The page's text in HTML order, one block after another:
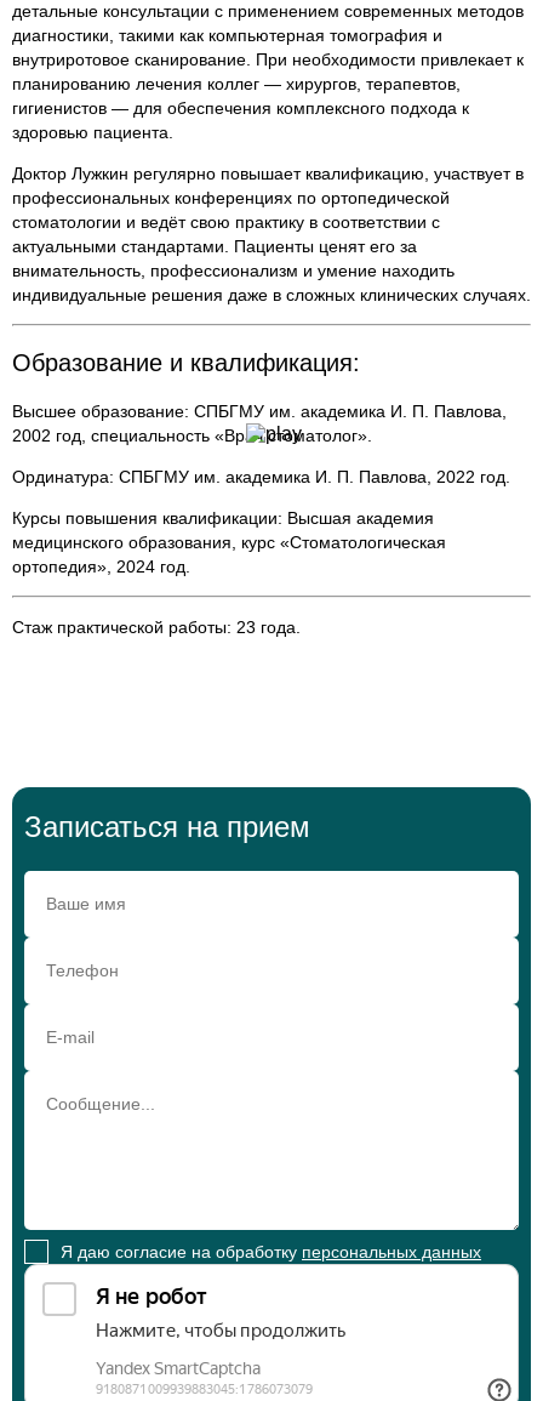
детальные консультации с применением современных методов
диагностики, такими как компьютерная томография и
внутриротовое сканирование. При необходимости привлекает к
планированию лечения коллег — хирургов, терапевтов,
гигиенистов — для обеспечения комплексного подхода к
здоровью пациента.
Доктор Лужкин регулярно повышает квалификацию, участвует в
профессиональных конференциях по ортопедической
стоматологии и ведёт свою практику в соответствии с
актуальными стандартами. Пациенты ценят его за
внимательность, профессионализм и умение находить
индивидуальные решения даже в сложных клинических случаях.
Образование и квалификация:
Высшее образование: СПБГМУ им. академика И. П. Павлова,
2002 год, специальность «Врач стоматолог».
Ординатура: СПБГМУ им. академика И. П. Павлова, 2022 год.
Курсы повышения квалификации: Высшая академия
медицинского образования, курс «Стоматологическая
ортопедия», 2024 год.
Стаж практической работы: 23 года.
Записаться на прием
Я даю согласие на обработку персональных данных